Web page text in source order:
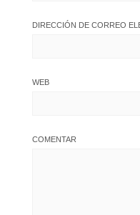
DIRECCIÓN DE CORREO
WEB
COMENTAR